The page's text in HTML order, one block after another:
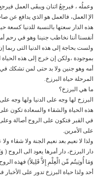
وعملُه ، فيرجِعُ اثنان ويبقَى العمل
الإ العمل، فالعمل هو الذي يدافع عن
هذه الدار سعتها بالنسبة للدنيا كسعة
أنفسنا أننا نخاطب جنينا وهو في رحم
ولست بحاجة إلى هذه الدنيا التى
بموجودة ،ولكن إن خرج إلى هذه الحياة
أمه وهو جنين ولا بد حتى لمن تشكك في
المرحلة حياة البرزخ.
ما هي البرزخ؟
البرزخ لها وجه على الدنيا ولها وجه
هذه الحياة والشقاء والسعادة تكون
في القبر فتكون على الروح أصالة وعلى
على الأمرين.
ولذا لا نعيم بعد نعيم الجنة ولا شقاء
دار البرزخ، دار أمرها يعود الى
وَمَا أُوتِيتُم مِّن الْعِلْمِ إِلاَّ قَلِيلاً) فهذه
أحد ولذا حياة البرزخ تدور على